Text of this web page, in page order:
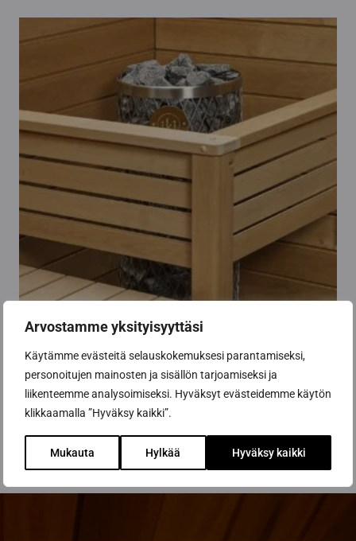
Arvostamme yksityisyyttäsi
Käytämme evästeitä selauskokemuksesi parantamiseksi,
personoitujen mainosten ja sisällön tarjoamiseksi ja
liikenteemme analysoimiseksi. Hyväksyt evästeidemme käytön
klikkaamalla ”Hyväksy kaikki”.
Mukauta Hylkää Hyväksy kaikki
Kiuaskaide Classic, L-malli
169,00
Valitse vaihtoehdoista
tuotteella
on